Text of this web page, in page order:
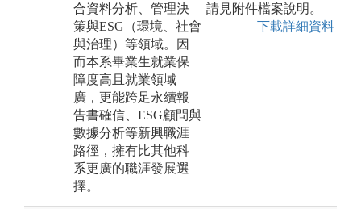
合資料分析、管理決
策與ESG（環境、社會
與治理）等領域。因
而本系畢業生就業保
障度高且就業領域
廣，更能跨足永續報
告書確信、ESG顧問與
數據分析等新興職涯
路徑，擁有比其他科
系更廣的職涯發展選
擇。
請見附件檔案說明。
下載詳細資料